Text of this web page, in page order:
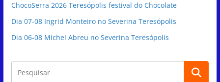
ChocoSerra 2026 Teresópolis festival do Chocolate
Dia 07-08 Ingrid Monteiro no Severina Teresópolis
Dia 06-08 Michel Abreu no Severina Teresópolis